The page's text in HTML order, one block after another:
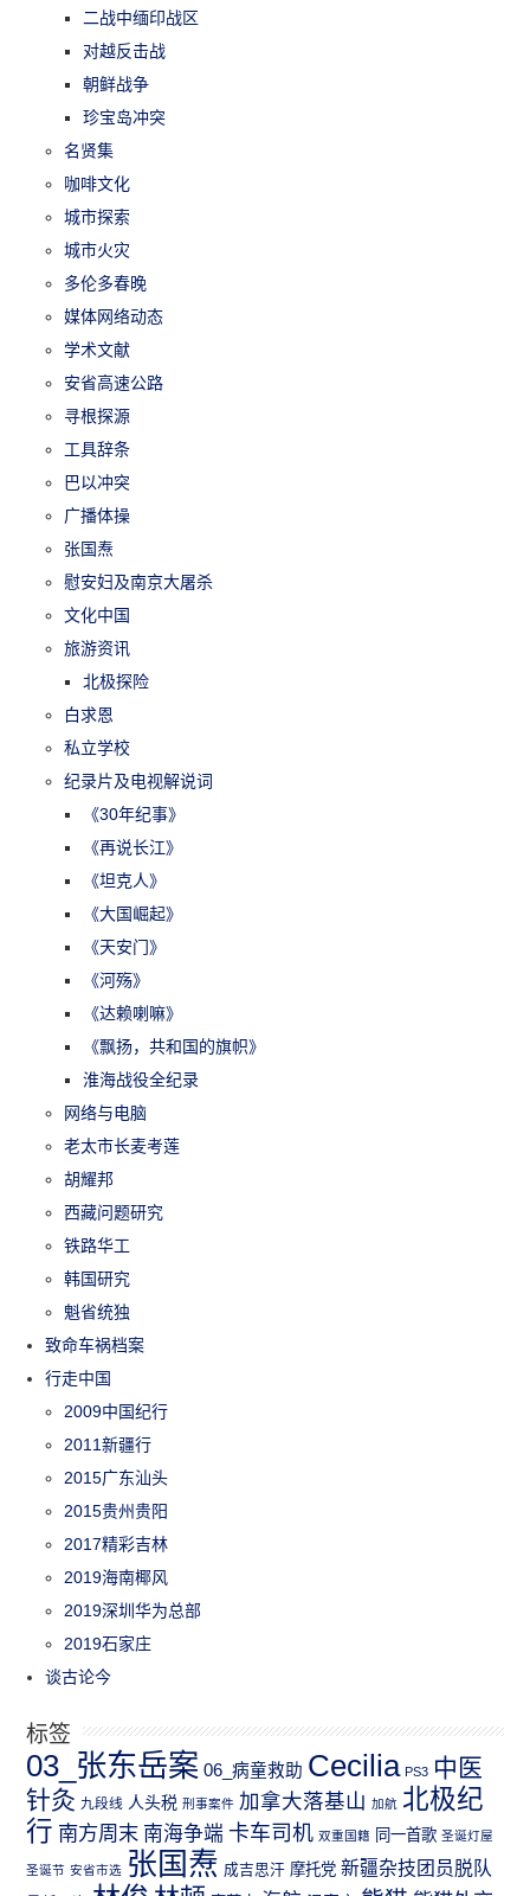
二战中缅印战区
对越反击战
朝鲜战争
珍宝岛冲突
名贤集
咖啡文化
城市探索
城市火灾
多伦多春晚
媒体网络动态
学术文献
安省高速公路
寻根探源
工具辞条
巴以冲突
广播体操
张国焘
慰安妇及南京大屠杀
文化中国
旅游资讯
北极探险
白求恩
私立学校
纪录片及电视解说词
《30年纪事》
《再说长江》
《坦克人》
《大国崛起》
《天安门》
《河殇》
《达赖喇嘛》
《飘扬，共和国的旗帜》
淮海战役全纪录
网络与电脑
老太市长麦考莲
胡耀邦
西藏问题研究
铁路华工
韩国研究
魁省统独
致命车祸档案
行走中国
2009中国纪行
2011新疆行
2015广东汕头
2015贵州贵阳
2017精彩吉林
2019海南椰风
2019深圳华为总部
2019石家庄
谈古论今
标签
03_张东岳案 06_病童救助 Cecilia PS3 中医
针灸 九段线 人头税 刑事案件 加拿大落基山 加航 北极纪
行 南方周末 南海争端 卡车司机 双重国籍 同一首歌 圣诞灯屋
圣诞节 安省市选 张国焘 成吉思汗 摩托党 新疆杂技团员脱队